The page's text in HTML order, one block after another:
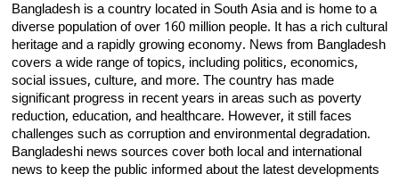
Bangladesh is a country located in South Asia and is home to a
diverse population of over 160 million people. It has a rich cultural
heritage and a rapidly growing economy. News from Bangladesh
covers a wide range of topics, including politics, economics,
social issues, culture, and more. The country has made
significant progress in recent years in areas such as poverty
reduction, education, and healthcare. However, it still faces
challenges such as corruption and environmental degradation.
Bangladeshi news sources cover both local and international
news to keep the public informed about the latest developments